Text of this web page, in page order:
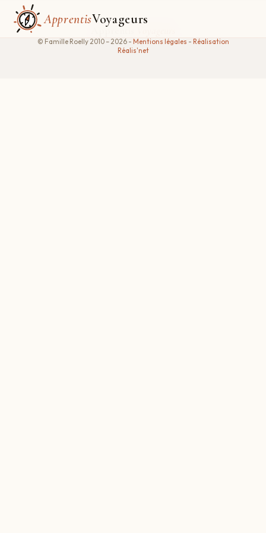
ApprentisVoyageurs
Apprentis
© Famille Roelly 2010 – 2026 - Mentions légales - Réalisation
Réalis'net